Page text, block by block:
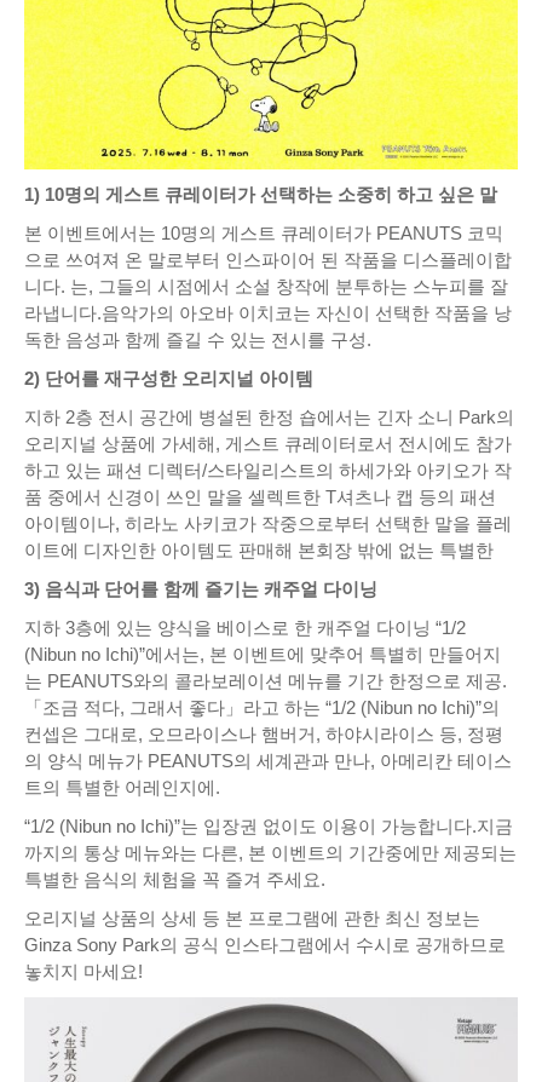
1) 10명의 게스트 큐레이터가 선택하는 소중히 하고 싶은 말
본 이벤트에서는 10명의 게스트 큐레이터가 PEANUTS 코믹
으로 쓰여져 온 말로부터 인스파이어 된 작품을 디스플레이합
니다. 는, 그들의 시점에서 소설 창작에 분투하는 스누피를 잘
라냅니다.음악가의 아오바 이치코는 자신이 선택한 작품을 낭
독한 음성과 함께 즐길 수 있는 전시를 구성.
2) 단어를 재구성한 오리지널 아이템
지하 2층 전시 공간에 병설된 한정 숍에서는 긴자 소니 Park의
오리지널 상품에 가세해, 게스트 큐레이터로서 전시에도 참가
하고 있는 패션 디렉터/스타일리스트의 하세가와 아키오가 작
품 중에서 신경이 쓰인 말을 셀렉트한 T셔츠나 캡 등의 패션
아이템이나, 히라노 사키코가 작중으로부터 선택한 말을 플레
이트에 디자인한 아이템도 판매해 본회장 밖에 없는 특별한
3) 음식과 단어를 함께 즐기는 캐주얼 다이닝
지하 3층에 있는 양식을 베이스로 한 캐주얼 다이닝 “1/2
(Nibun no Ichi)”에서는, 본 이벤트에 맞추어 특별히 만들어지
는 PEANUTS와의 콜라보레이션 메뉴를 기간 한정으로 제공.
「조금 적다, 그래서 좋다」라고 하는 “1/2 (Nibun no Ichi)”의
컨셉은 그대로, 오므라이스나 햄버거, 하야시라이스 등, 정평
의 양식 메뉴가 PEANUTS의 세계관과 만나, 아메리칸 테이스
트의 특별한 어레인지에.
“1/2 (Nibun no Ichi)”는 입장권 없이도 이용이 가능합니다.지금
까지의 통상 메뉴와는 다른, 본 이벤트의 기간중에만 제공되는
특별한 음식의 체험을 꼭 즐겨 주세요.
오리지널 상품의 상세 등 본 프로그램에 관한 최신 정보는
Ginza Sony Park의 공식 인스타그램에서 수시로 공개하므로
놓치지 마세요!